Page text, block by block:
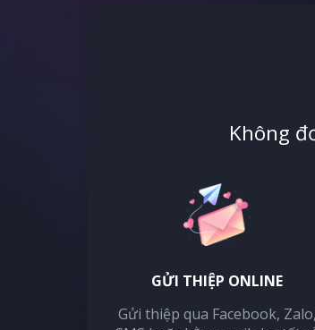
Không
GỬI THIỆP ONLINE
Gửi thiệp qua Facebook, Zalo,